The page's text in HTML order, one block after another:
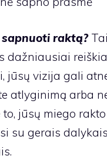
raktą?
dažniausiai
jūsų vizija gali
atlyginimą arba
to, jūsų miego
su gerais